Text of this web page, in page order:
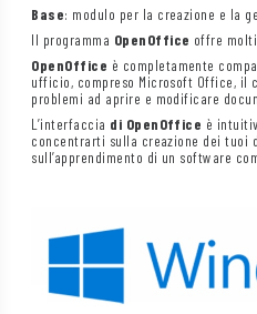
Base: modulo per la creazione e la
Il programma OpenOffice offre
OpenOffice è completamente
ufficio, compreso Microsoft Office, il
problemi ad aprire e modificare
L’interfaccia di OpenOffice è
concentrarti sulla creazione dei tuoi
sull’apprendimento di un software